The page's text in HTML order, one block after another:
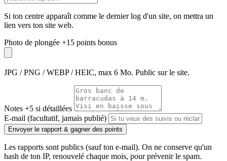
Si ton centre apparaît comme le dernier log d'un site, on mettra un
lien vers ton site web.
Photo de plongée +15 points bonus
JPG / PNG / WEBP / HEIC, max 6 Mo. Public sur le site.
Notes +5 si détaillées
E-mail (facultatif, jamais publié)
Envoyer le rapport & gagner des points
Les rapports sont publics (sauf ton e-mail). On ne conserve qu'un
hash de ton IP, renouvelé chaque mois, pour prévenir le spam.